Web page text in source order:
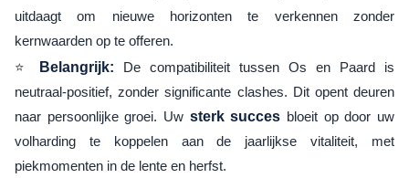
uitdaagt om nieuwe horizonten te verkennen zonder
kernwaarden op te offeren.
⭐
Belangrijk: De compatibiliteit tussen Os en Paard is
neutraal-positief, zonder significante clashes. Dit opent deuren
naar persoonlijke groei. Uw sterk succes bloeit op door uw
volharding te koppelen aan de jaarlijkse vitaliteit, met
piekmomenten in de lente en herfst.